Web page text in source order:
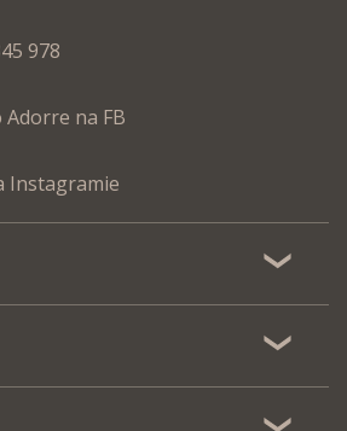
978
Adorre na FB
Instagramie